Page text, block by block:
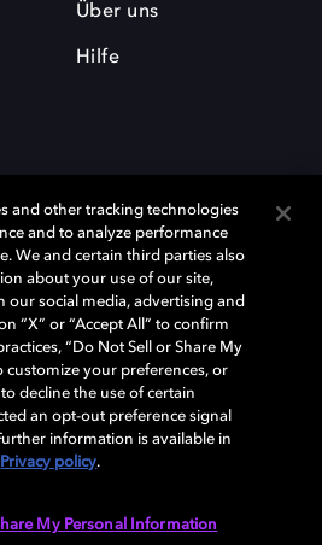
Über uns
Hilfe
sind eingetragene Warenzeichen der
Corporation. Alle anderen Marken sind
© 2025 Dolby Laboratories, Inc. Alle
Datenschutzbestimmungen
and other tracking technologies
and to analyze performance
We and certain third parties also
about your use of our site,
our social media, advertising and
“X” or “Accept All” to confirm
“Do Not Sell or Share My
customize your preferences, or
decline the use of certain
an opt-out preference signal
information is available in
Privacy policy.
My Personal Information